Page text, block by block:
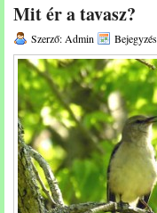
Mit ér a tavasz?
Szerző: Admin